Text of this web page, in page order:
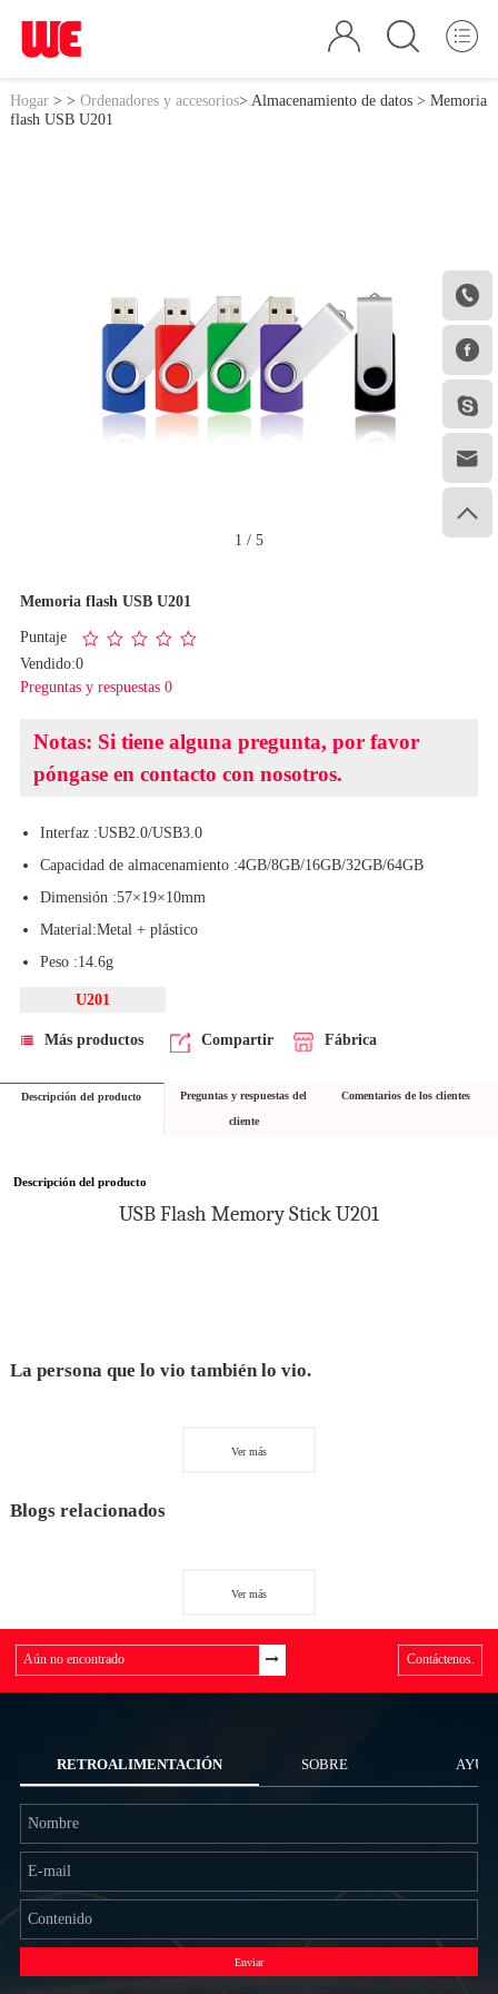





Hogar> > Ordenadores y accesorios> Almacenamiento de datos> Memoria
flash USB U201
1 / 5
Memoria flash USB U201
Puntaje
Vendido:0
Preguntas y respuestas 0
Notas: Si tiene alguna pregunta, por favor
póngase en contacto con nosotros.
Interfaz :USB2.0/USB3.0
Capacidad de almacenamiento :4GB/8GB/16GB/32GB/64GB
Dimensión :57×19×10mm
Material:Metal + plástico
Peso :14.6g
U201
Más productos Compartir Fábrica
Descripción del producto Preguntas y respuestas del
cliente
Comentarios de los clientes
Descripción del producto
USB Flash Memory Stick U201
La persona que lo vio también lo vio.
Ver más
Blogs relacionados
Ver más
Contáctenos.
RETROALIMENTACIÓN SOBRE
NOSOTROS
Enviar